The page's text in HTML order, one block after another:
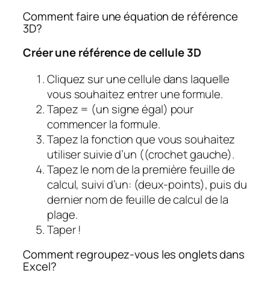
Comment faire une équation de référence
3D?
Créer une référence de cellule 3D
Cliquez sur une cellule dans laquelle
vous souhaitez entrer une formule.
Tapez = (un signe égal) pour
commencer la formule.
Tapez la fonction que vous souhaitez
utiliser suivie d’un ((crochet gauche).
Tapez le nom de la première feuille de
calcul, suivi d’un: (deux-points), puis du
dernier nom de feuille de calcul de la
plage.
Taper !
Comment regroupez-vous les onglets dans
Excel?